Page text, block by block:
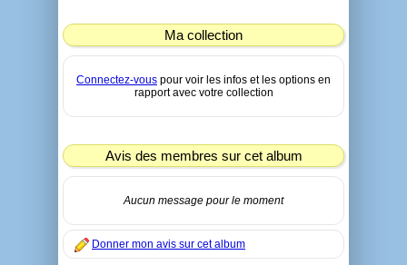
Ma collection
Connectez-vous pour voir les infos et les options en
rapport avec votre collection
Avis des membres sur cet album
Aucun message pour le moment
Donner mon avis sur cet album